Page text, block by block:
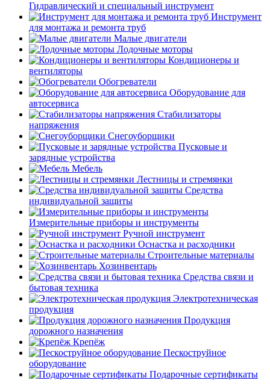
Гидравлический и специальный инструмент
Инструмент
для монтажа и ремонта труб
Малые двигатели
Лодочные моторы
Кондиционеры и
вентиляторы
Обогреватели
Оборудование для
автосервиса
Стабилизаторы
напряжения
Снегоуборщики
Пусковые и
зарядные устройства
Мебель
Лестницы и стремянки
Средства
индивидуальной защиты
Измерительные приборы и инструменты
Ручной инструмент
Оснастка и расходники
Строительные материалы
Хозинвентарь
Средства связи и
бытовая техника
Электротехническая
продукция
Продукция
дорожного назначения
Крепёж
Пескоструйное
оборудование
Подарочные сертификаты